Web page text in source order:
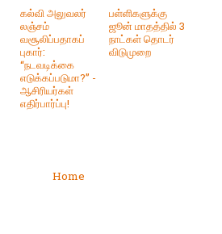
கல்வி அலுவலர்
லஞ்சம்
வசூலிப்பதாகப்
புகார்:
“நடவடிக்கை
எடுக்கப்படுமா?” -
ஆசிரியர்கள்
எதிர்பார்ப்பு!
பள்ளிகளுக்கு
ஜூன் மாதத்தில் 3
நாட்கள் தொடர்
விடுமுறை
Home